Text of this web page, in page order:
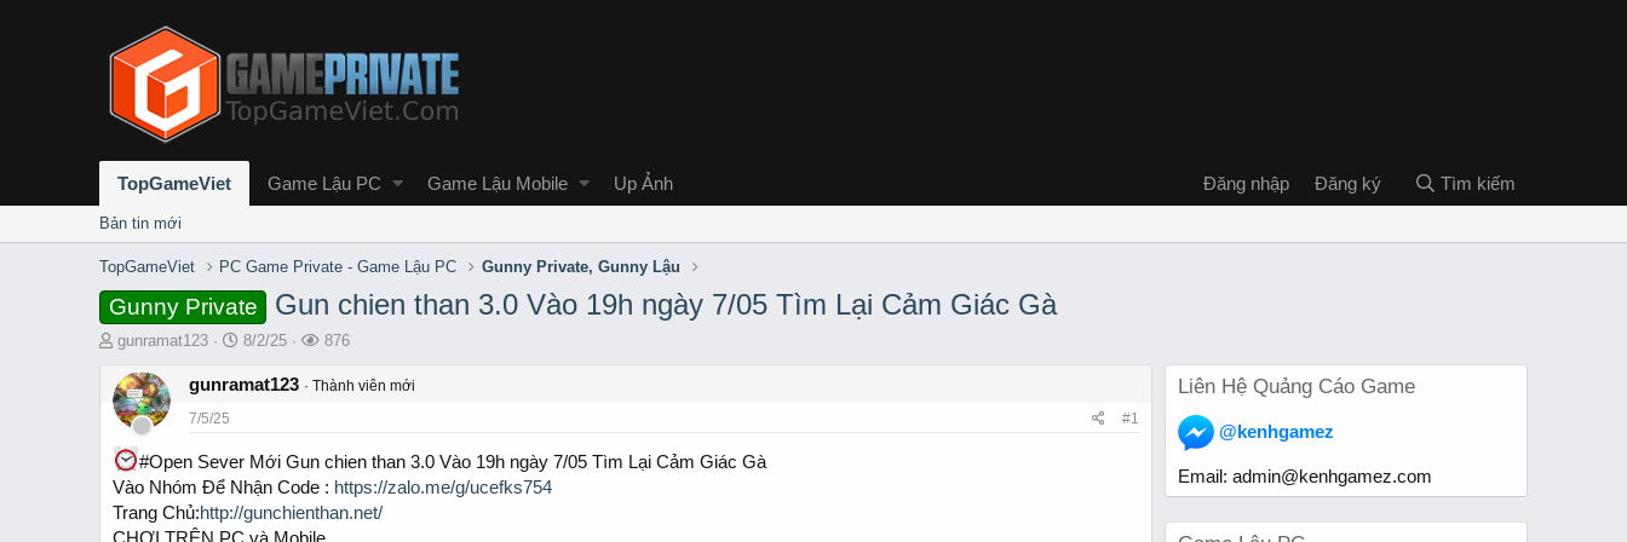
TopGameViet Game Lậu PC Game Lậu Mobile Up Ảnh Đăng nhập Đăng ký Tìm kiếm
Bản tin mới
TopGameViet PC Game Private - Game Lậu PC Gunny Private, Gunny Lậu
Gunny Private Gun chien than 3.0 Vào 19h ngày 7/05 Tìm Lại Cảm Giác Gà
T
r
e
a
d
s
t
a
r
gunramat123
S
a
t
e
8/2/25
L
ợ
m
876
gunramat123
Thành viên mới
7/5/25
#1
#Open Sever Mới Gun chien than 3.0 Vào 19h ngày 7/05 Tìm Lại Cảm Giác Gà
Vào Nhóm Để Nhận Code : https://zalo.me/g/ucefks754
Trang Chủ:http://gunchienthan.net/
CHƠI TRÊN PC và Mobile
Liên Hệ Quảng Cáo Game
@kenhgamez
Email: admin@kenhgamez.com